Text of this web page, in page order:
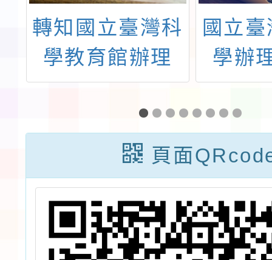
轉知國立臺灣科
學教育館辦理
「2025年AI
START!程式競
賽」競賽簡章及
線上說明會活動
資訊
國立
學辦
「113
小運
發展
思維
廣
頁面